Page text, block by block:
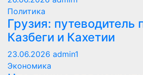
Политика
Грузия: путеводитель
Казбеги и Кахетии
23.06.2026 admin1
Экономика